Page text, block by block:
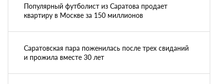
Популярный футболист из Саратова продает
квартиру в Москве за 150 миллионов
Саратовская пара поженилась после трех свиданий
и прожила вместе 30 лет